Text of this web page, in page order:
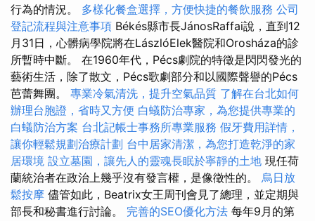
行為的情況。 多樣化餐盒選擇，方便快捷的餐飲服務 公司
登記流程與注意事項 Békés縣市長JánosRaffai說，直到12
月31日，心髒病學院將在LászlóElek醫院和Orosháza的診
所暫時中斷。 在1960年代，Pécs劇院的特徵是閃閃發光的
藝術生活，除了散文，Pécs歌劇部分和以國際聲譽的Pécs
芭蕾舞團。 專業冷氣清洗，提升空氣品質 了解在台北如何
辦理台胞證，省時又方便 白蟻防治專家，為您提供專業的
白蟻防治方案 台北記帳士事務所專業服務 假牙費用詳情，
讓你輕鬆規劃治療計劃 台中居家清潔，為您打造乾淨的家
居環境 設立墓園，讓先人的靈魂長眠於寧靜的土地 現任荷
蘭統治者在政治上幾乎沒有發言權，是像徵性的。 烏日放
鬆按摩 儘管如此，Beatrix女王周刊會見了總理，並定期與
部長和秘書進行討論。 完善的SEO優化方法 每年9月的第